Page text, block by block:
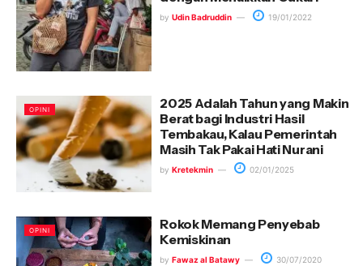
by Udin Badruddin 19/01/2022
OPINI
2025 Adalah Tahun yang Makin
Berat bagi Industri Hasil
Tembakau, Kalau Pemerintah
Masih Tak Pakai Hati Nurani
by Kretekmin 02/01/2025
OPINI
Rokok Memang Penyebab
Kemiskinan
by Fawaz al Batawy 30/07/2020